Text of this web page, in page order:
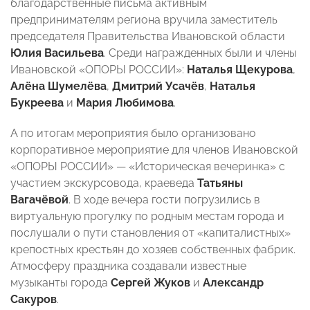
благодарственные письма активным
предпринимателям региона вручила заместитель
председателя Правительства Ивановской области
Юлия Васильева. Среди награжденных были и члены
Ивановской «ОПОРЫ РОССИИ»: Наталья Щекурова,
Алёна Шумелёва, Дмитрий Усачёв, Наталья
Букреева и Мария Любимова.
А по итогам мероприятия было организовано
корпоративное мероприятие для членов Ивановской
«ОПОРЫ РОССИИ» — «Историческая вечеринка» с
участием экскурсовода, краеведа Татьяны
Вагачёвой. В ходе вечера гости погрузились в
виртуальную прогулку по родным местам города и
послушали о пути становления от «капиталистных»
крепостных крестьян до хозяев собственных фабрик.
Атмосферу праздника создавали известные
музыканты города Сергей Жуков и Александр
Сакуров.